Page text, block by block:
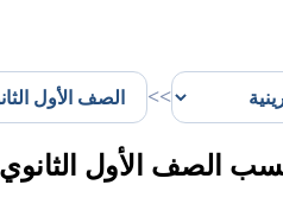
>>
الصف الأول